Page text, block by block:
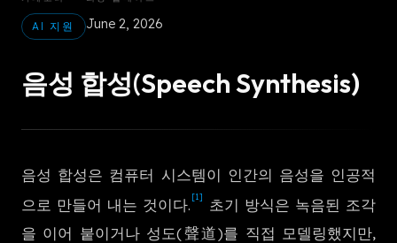
AI 지원 June 2, 2026
음성 합성(Speech Synthesis)
음성 합성은 컴퓨터 시스템이 인간의 음성을 인공적
으로 만들어 내는 것이다. [1]
초기 방식은 녹음된 조각
을 이어 붙이거나 성도(聲道)를 직접 모델링했지만,
Italiano
Русский
中文